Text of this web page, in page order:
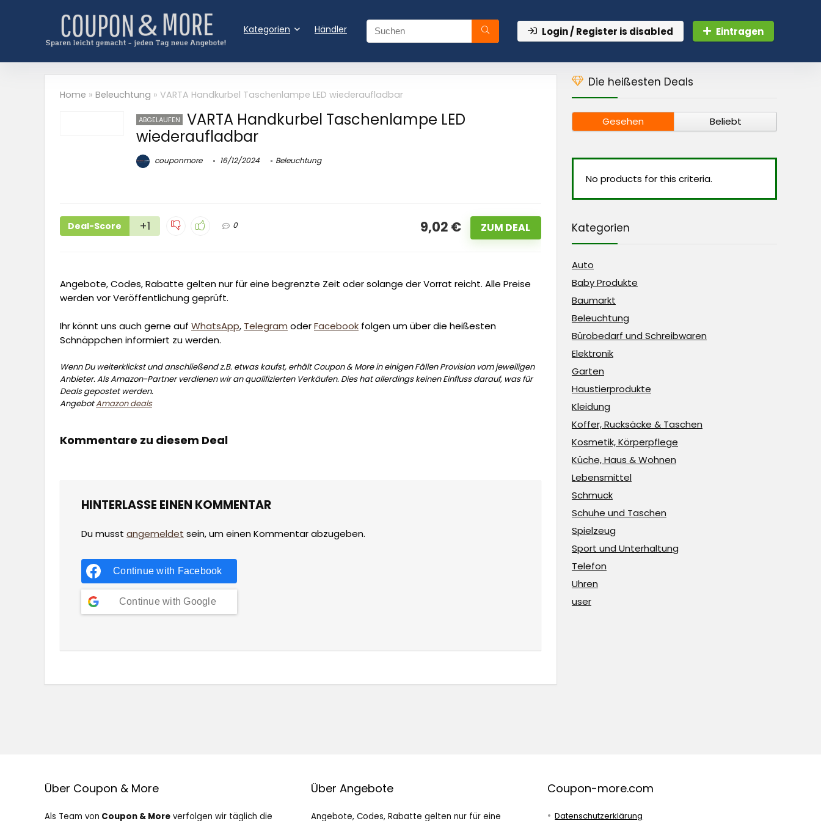
Kategorien Händler Login / Register is disabled Eintragen
Home » Beleuchtung » VARTA Handkurbel Taschenlampe LED wiederaufladbar
ABGELAUFEN
VARTA Handkurbel Taschenlampe LED
wiederaufladbar
couponmore 16/12/2024 Beleuchtung
Deal-Score +1 0 9,02 € ZUM DEAL
Angebote, Codes, Rabatte gelten nur für eine begrenzte Zeit oder solange der Vorrat reicht. Alle Preise
werden vor Veröffentlichung geprüft.
Ihr könnt uns auch gerne auf WhatsApp, Telegram oderFacebook folgen um über die heißesten
Schnäppchen informiert zu werden.
Wenn Du weiterklickst und anschließend z.B. etwas kaufst, erhält Coupon & More in einigen Fällen Provision vom jeweiligen
Anbieter. Als Amazon-Partner verdienen wir an qualifizierten Verkäufen. Dies hat allerdings keinen Einfluss darauf, was für
Deals gepostet werden.
AngebotAmazon deals
Kommentare zu diesem Deal
HINTERLASSE EINEN KOMMENTAR
Du musst angemeldet sein, um einen Kommentar abzugeben.
Continue with Facebook
Continue with Google
Die heißesten Deals
Gesehen Beliebt
No products for this criteria.
Kategorien
Auto
Baby Produkte
Baumarkt
Beleuchtung
Bürobedarf und Schreibwaren
Elektronik
Garten
Haustierprodukte
Kleidung
Koffer, Rucksäcke & Taschen
Kosmetik, Körperpflege
Küche, Haus & Wohnen
Lebensmittel
Schmuck
Schuhe und Taschen
Spielzeug
Sport und Unterhaltung
Telefon
Uhren
user
Über Coupon & More
Als Team von Coupon & Moreverfolgen wir täglich die
Über Angebote
Angebote, Codes, Rabatte gelten nur für eine
Coupon-more.com
Datenschutzerklärung